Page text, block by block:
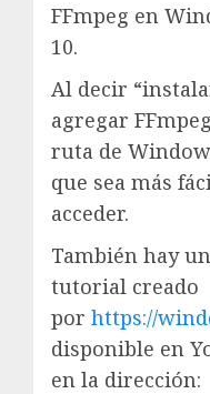
FFmpeg en
10.
Al decir
agregar
ruta de
que sea más
acceder.
También hay
tutorial creado
por https://
disponible en
en la dirección: